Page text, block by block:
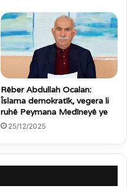
Rêber Abdullah Ocalan:
Îslama demokratîk, vegera li
ruhê Peymana Medîneyê ye
25/12/2025